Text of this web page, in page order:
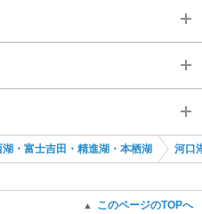
・本栖湖
・本栖湖
・富士吉田・精進湖・本栖湖 河口
▲ このページのTOPへ